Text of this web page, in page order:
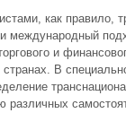
как правило,
международный
и
В
различных